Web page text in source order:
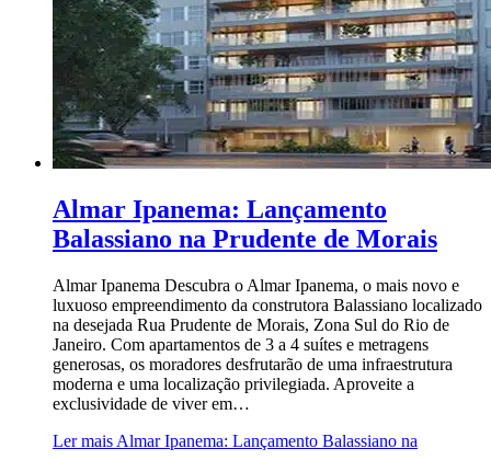
Almar Ipanema: Lançamento
Balassiano na Prudente de Morais
Almar Ipanema Descubra o Almar Ipanema, o mais novo e
luxuoso empreendimento da construtora Balassiano localizado
na desejada Rua Prudente de Morais, Zona Sul do Rio de
Janeiro. Com apartamentos de 3 a 4 suítes e metragens
generosas, os moradores desfrutarão de uma infraestrutura
moderna e uma localização privilegiada. Aproveite a
exclusividade de viver em…
Ler mais Almar Ipanema: Lançamento Balassiano na